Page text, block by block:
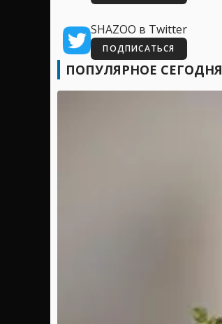
SHAZOO в Twitter
ПОДПИСАТЬСЯ
ПОПУЛЯРНОЕ СЕГОДНЯ